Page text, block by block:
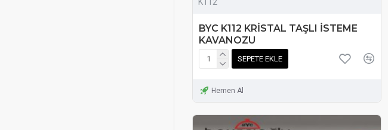
K112
BYC K112 KRİSTAL TAŞLI İSTEME
KAVANOZU
SEPETE EKLE
Hemen Al